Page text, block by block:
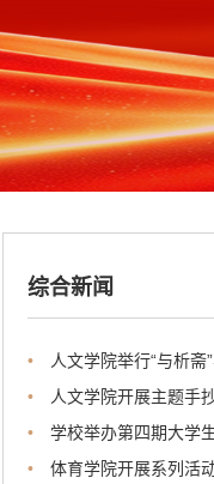
综合新闻
•
人文学院举行“与析斋
•
人文学院开展主题手
•
学校举办第四期大学
•
体育学院开展系列活